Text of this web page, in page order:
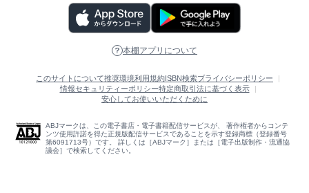
本棚アプリについて
このサイトについて推奨環境利用規約 ISBN検索プライバシーポリシー
情報セキュリティーポリシー特定商取引法に基づく表示
安心してお使いいただくために
ABJマークは、この電子書店・電子書籍配信サービスが、 著作権者からコンテ
ンツ使用許諾を得た正規版配信サービスであることを示す登録商標（登録番号
第6091713号）です。 詳しくは［ABJマーク］または［電子出版制作・流通協
議会］で検索してください。